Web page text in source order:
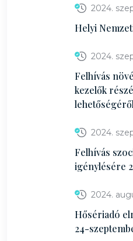
2024.
Helyi
2024.
Felhívás
kezelők
2024.
Felhívás
igénylésére
2024.
Hősériadó
24-